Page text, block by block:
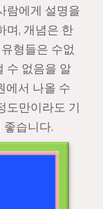
람에게 설명을
며, 개념은 한
형들은 수없
수 없음을 알
에서 나올 수
도만이라도 기
습니다.